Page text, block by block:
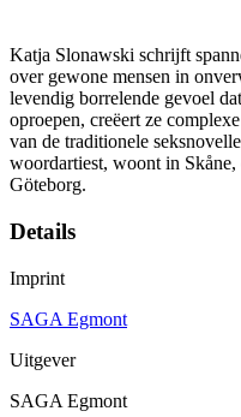
Katja Slonawski schrijft
over gewone mensen in
levendig borrelende gevoel
oproepen, creëert ze
van de traditionele
woordartiest, woont in
Göteborg.
Details
Imprint
SAGA Egmont
Uitgever
SAGA Egmont